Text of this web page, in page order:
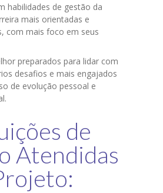
habilidades de gestão da
mais orientadas e
com mais foco em seus
preparados para lidar com
desafios e mais engajados
de evolução pessoal e
de
Atendidas